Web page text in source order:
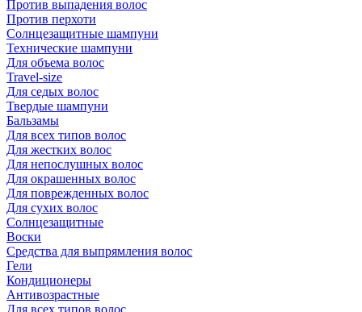
Против выпадения волос
Против перхоти
Солнцезащитные шампуни
Технические шампуни
Для объема волос
Travel-size
Для седых волос
Твердые шампуни
Бальзамы
Для всех типов волос
Для жестких волос
Для непослушных волос
Для окрашенных волос
Для поврежденных волос
Для сухих волос
Солнцезащитные
Воски
Средства для выпрямления волос
Гели
Кондиционеры
Антивозрастные
Для всех типов волос